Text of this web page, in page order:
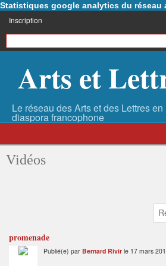
Statistiques google analytics du réseau
Inscription
Arts et
Vidéos
promenade
Publié(e) par Bernard Rivir le 17 mars